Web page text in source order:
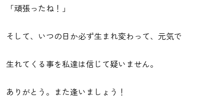
「頑張ったね！」
そして、いつの日か必ず生まれ変わって、元気で
生れてくる事を私達は信じて疑いません。
ありがとう。また逢いましょう！